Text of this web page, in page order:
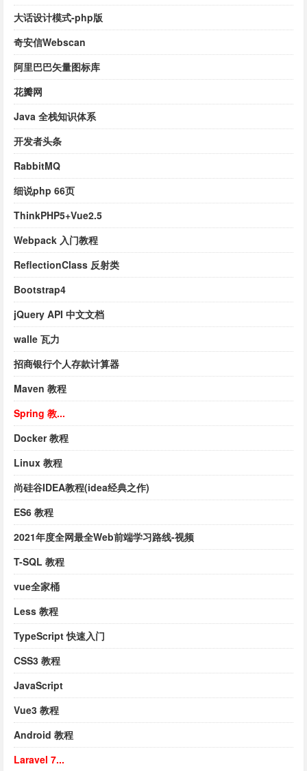
大话设计模式-php版
奇安信Webscan
阿里巴巴矢量图标库
花瓣网
Java 全栈知识体系
开发者头条
RabbitMQ
细说php 66页
ThinkPHP5+Vue2.5
Webpack 入门教程
ReflectionClass 反射类
Bootstrap4
jQuery API 中文文档
walle 瓦力
招商银行个人存款计算器
Maven 教程
Spring 教...
Docker 教程
Linux 教程
尚硅谷IDEA教程(idea经典之作)
ES6 教程
2021年度全网最全Web前端学习路线-视频
T-SQL 教程
vue全家桶
Less 教程
TypeScript 快速入门
CSS3 教程
JavaScript
Vue3 教程
Android 教程
Laravel 7...